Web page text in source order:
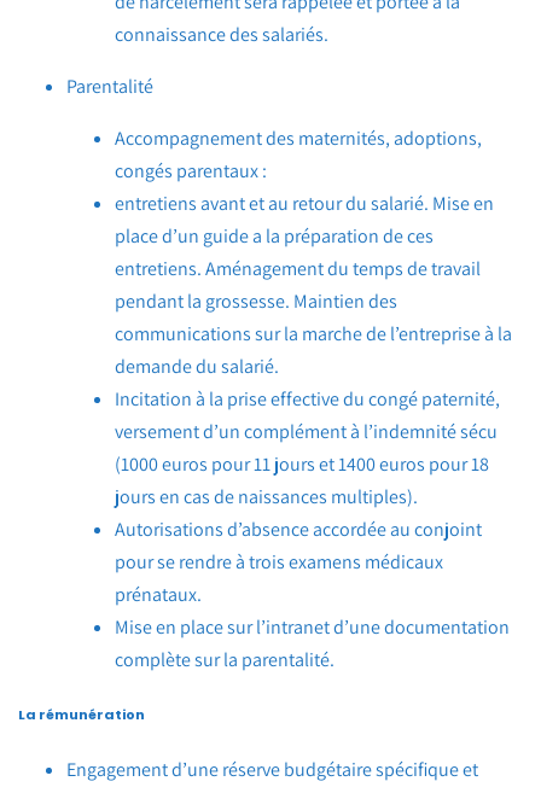
connaissance des salariés.
Parentalité
Accompagnement des maternités, adoptions,
congés parentaux :
entretiens avant et au retour du salarié. Mise en
place d’un guide a la préparation de ces
entretiens. Aménagement du temps de travail
pendant la grossesse. Maintien des
communications sur la marche de l’entreprise à la
demande du salarié.
Incitation à la prise effective du congé paternité,
versement d’un complément à l’indemnité sécu
(1000 euros pour 11 jours et 1400 euros pour 18
jours en cas de naissances multiples).
Autorisations d’absence accordée au conjoint
pour se rendre à trois examens médicaux
prénataux.
Mise en place sur l’intranet d’une documentation
complète sur la parentalité.
La rémunération
Engagement d’une réserve budgétaire spécifique et